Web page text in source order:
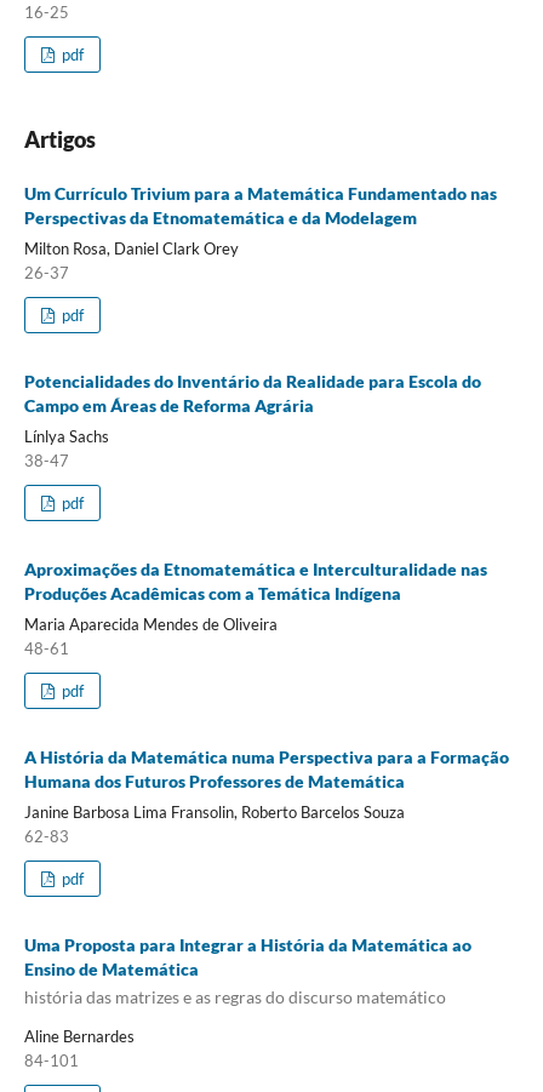
16-25
pdf
Artigos
Um Currículo Trivium para a Matemática Fundamentado nas
Perspectivas da Etnomatemática e da Modelagem
Milton Rosa, Daniel Clark Orey
26-37
pdf
Potencialidades do Inventário da Realidade para Escola do
Campo em Áreas de Reforma Agrária
Línlya Sachs
38-47
pdf
Aproximações da Etnomatemática e Interculturalidade nas
Produções Acadêmicas com a Temática Indígena
Maria Aparecida Mendes de Oliveira
48-61
pdf
A História da Matemática numa Perspectiva para a Formação
Humana dos Futuros Professores de Matemática
Janine Barbosa Lima Fransolin, Roberto Barcelos Souza
62-83
pdf
Uma Proposta para Integrar a História da Matemática ao
Ensino de Matemática
história das matrizes e as regras do discurso matemático
Aline Bernardes
84-101